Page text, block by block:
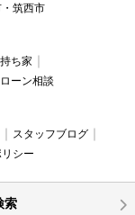
筑西市
ち家
ーン相談
スタッフブログ
シー
索